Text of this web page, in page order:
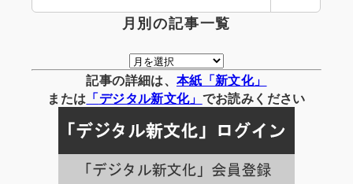
月別の記事一覧
月
別
の
事
一
覧
記事の詳細は、 本紙「新文化」
または 「デジタル新文化」 でお読みください